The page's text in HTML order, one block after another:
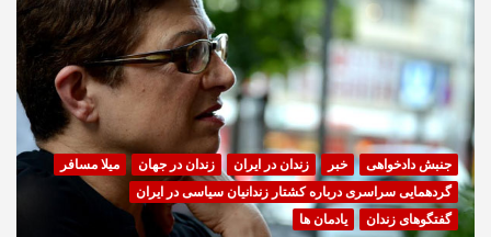
جنبش دادخواهی خبر زندان در ایران زندان در جهان
میلا مسافر
گردهمایی سراسری درباره کشتار زندانیان سیاسی در ایران
گفتگوهای زندان
یادمان ها